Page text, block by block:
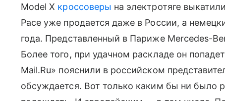
Model X кроссоверы на электротяге
Pace уже продается даже в России, а
года. Представленный в Париже Mercedes-
Более того, при удачном раскладе он
Mail.Ru» пояснили в российском
обсуждается. Вот только каким бы ни было